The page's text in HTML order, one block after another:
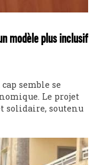
modèle plus inclusif
semble se
Le projet
solidaire, soutenu